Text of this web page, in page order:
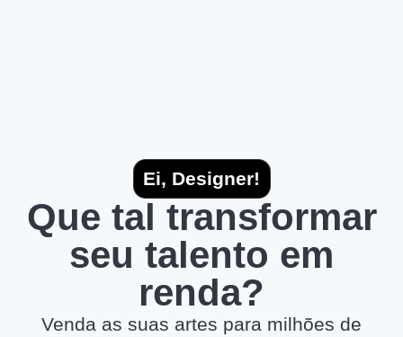
Ei, Designer!
Que tal transformar
seu talento em
renda?
Venda as suas artes para milhões de